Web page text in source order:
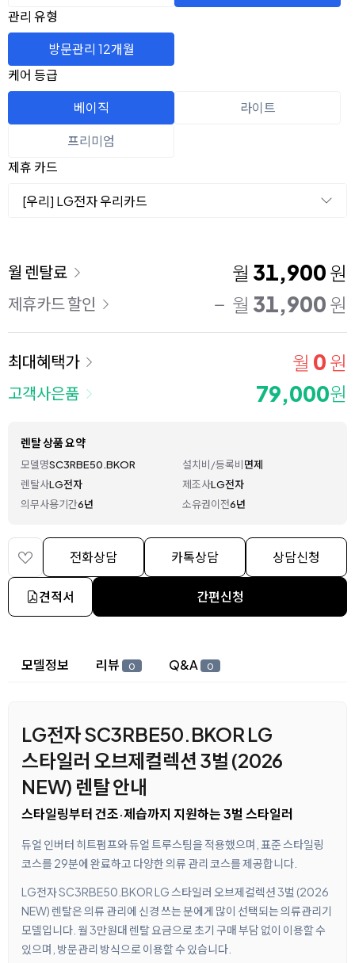
관리 유형
방문관리 12개월
케어 등급
베이직
라이트
프리미엄
제휴 카드
[우리] LG전자 우리카드
이용 요금
월 렌탈료 월 31,900 원
제휴카드 할인 월 31,900 원
최대혜택가 월 0 원
고객사은품 79,000원
렌탈 상품 요약
모델명SC3RBE50.BKOR 설치비/등록비면제
렌탈사LG전자 제조사LG전자
의무사용기간6년 소유권이전6년
전화상담 카톡상담 상담신청
견적서 간편신청
상세 정보
모델정보 리뷰 0 Q&A 0
LG전자 SC3RBE50.BKOR LG
스타일러 오브제컬렉션 3벌 (2026
NEW) 렌탈 안내
스타일링부터 건조·제습까지 지원하는 3벌 스타일러
듀얼 인버터 히트펌프와 듀얼 트루스팀을 적용했으며, 표준 스타일링
코스를 29분에 완료하고 다양한 의류 관리 코스를 제공합니다.
LG전자 SC3RBE50.BKOR LG 스타일러 오브제컬렉션 3벌 (2026
NEW) 렌탈은 의류 관리에 신경 쓰는 분에게 많이 선택되는 의류관리기
모델입니다. 월 3만원대 렌탈 요금으로 초기 구매 부담 없이 이용할 수
있으며, 방문관리 방식으로 이용할 수 있습니다.